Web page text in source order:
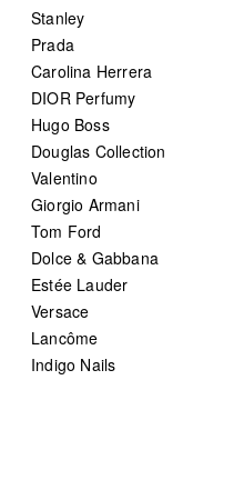
Stanley
Prada
Carolina Herrera
DIOR Perfumy
Hugo Boss
Douglas Collection
Valentino
Giorgio Armani
Tom Ford
Dolce & Gabbana
Estée Lauder
Versace
Lancôme
Indigo Nails